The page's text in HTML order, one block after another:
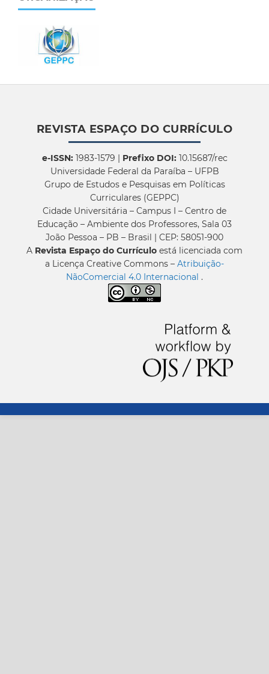
REVISTA ESPAÇO DO CURRÍCULO
e-ISSN:1983-1579 | Prefixo DOI:10.15687/rec
Universidade Federal da Paraíba – UFPB
Grupo de Estudos e Pesquisas em Políticas
Curriculares (GEPPC)
Cidade Universitária – Campus I – Centro de
Educação – Ambiente dos Professores, Sala 03
João Pessoa – PB – Brasil | CEP: 58051-900
A Revista Espaço do Currículo está licenciada com
a Licença Creative Commons – Atribuição-
NãoComercial 4.0 Internacional .